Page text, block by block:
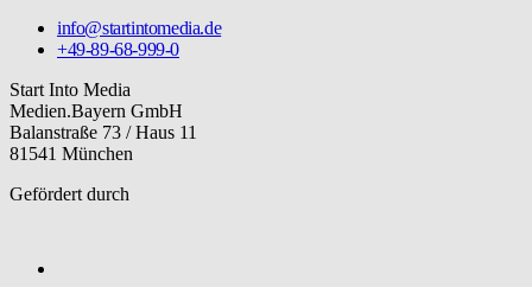
info@startintomedia.de
+49-89-68-999-0
Start Into Media
Medien.Bayern GmbH
Balanstraße 73 / Haus 11
81541 München
Gefördert durch